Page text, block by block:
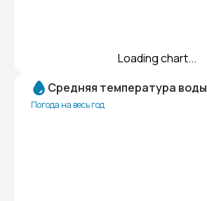
Loading chart...
Средняя температура воды
Погода на весь год